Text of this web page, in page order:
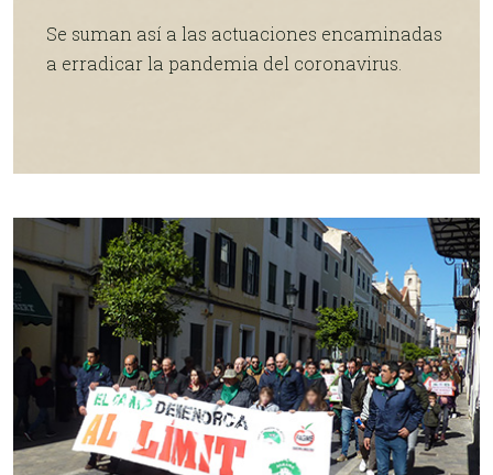
Se suman así a las actuaciones encaminadas
a erradicar la pandemia del coronavirus.